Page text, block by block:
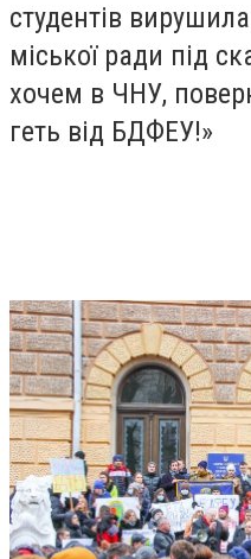
студентів
міської ради під
хочем в ЧНУ,
геть від БДФЕУ!»